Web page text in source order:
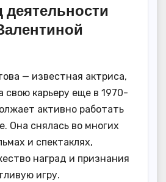
деятельности
— известная актриса,
свою карьеру еще в 1970-
активно работать
Она снялась во многих
и спектаклях,
наград и признания
игру.